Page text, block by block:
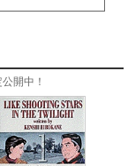
開中！